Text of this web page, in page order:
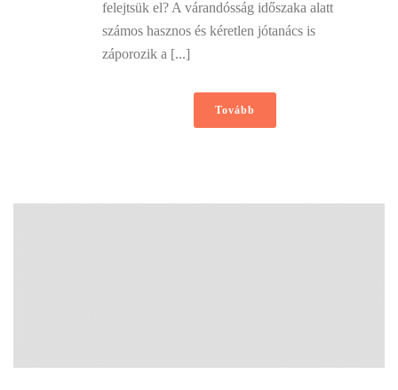
felejtsük el? A várandósság időszaka alatt
számos hasznos és kéretlen jótanács is
záporozik a [...]
Tovább